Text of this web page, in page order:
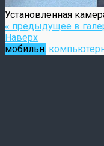
Установленная
« предыдущее в
Наверх
мобильн.